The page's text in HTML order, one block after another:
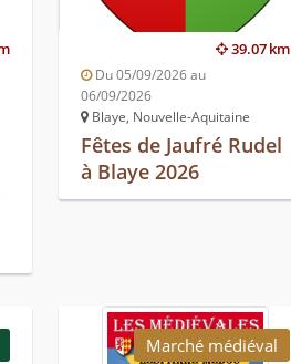
39.07 km
Du 05/09/2026 au
06/09/2026
Blaye, Nouvelle-Aquitaine
Fêtes de Jaufré Rudel
à Blaye 2026
Marché médiéval